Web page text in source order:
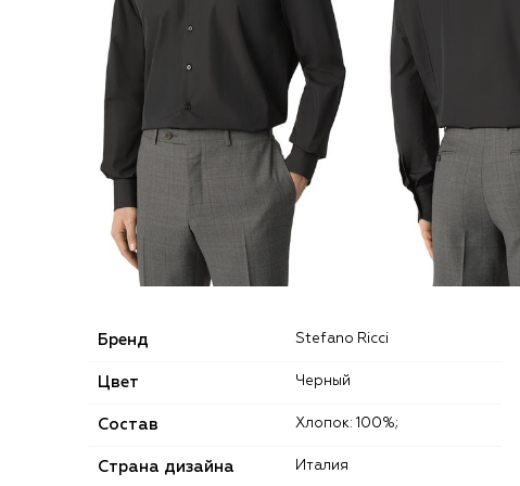
Бренд Stefano Ricci
Цвет Черный
Состав Хлопок: 100%;
Страна дизайна Италия